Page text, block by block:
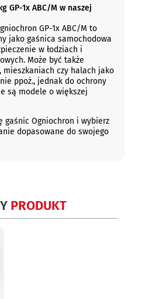
GP-1x ABC/M w naszej
GP-1x ABC/M to
jako gaśnica samochodowa
w łodziach i
Może być także
czy halach jako
ppoż., jednak do ochrony
są modele o większej
gaśnic Ogniochron i wybierz
dopasowane do swojego
PRODUKT